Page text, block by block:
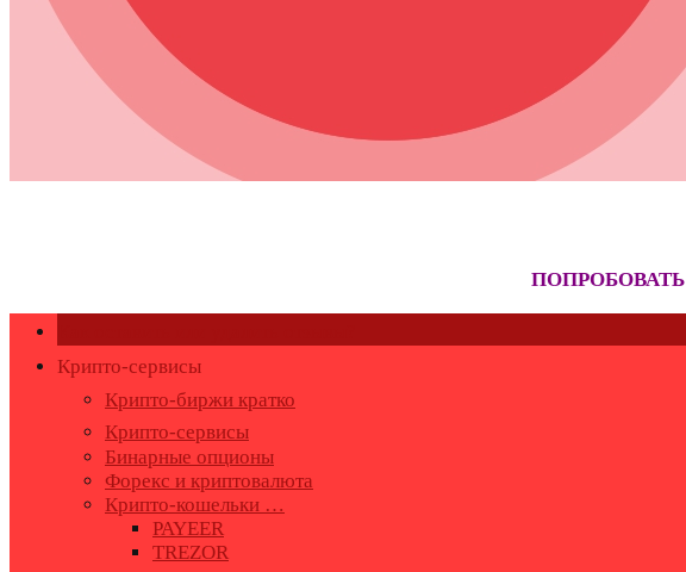
ПОПРОБОВАТЬ
Крипто-сервисы
Крипто-биржи кратко
Крипто-сервисы
Бинарные опционы
Форекс и криптовалюта
Крипто-кошельки …
PAYEER
TREZOR